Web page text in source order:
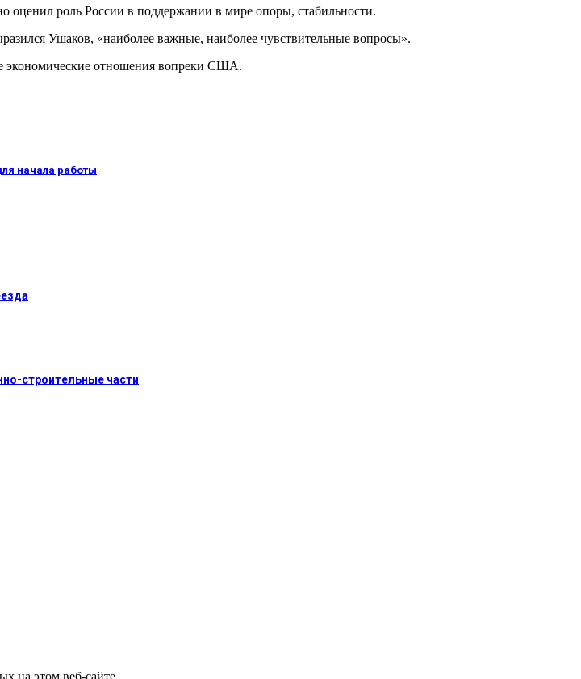
роль России в поддержании в мире опоры, стабильности.
Ушаков, «наиболее важные, наиболее чувствительные вопросы».
экономические отношения вопреки США.
начала работы
строительные части
на этом веб-сайте.